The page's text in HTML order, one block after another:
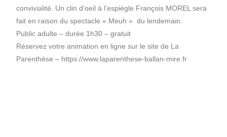
convivialité. Un clin d’oeil à l’espiègle François MOREL sera
fait en raison du spectacle « Meuh » du lendemain.
Public adulte – durée 1h30 – gratuit
Réservez votre animation en ligne sur le site de La
Parenthèse – https://www.laparenthese-ballan-mire.fr